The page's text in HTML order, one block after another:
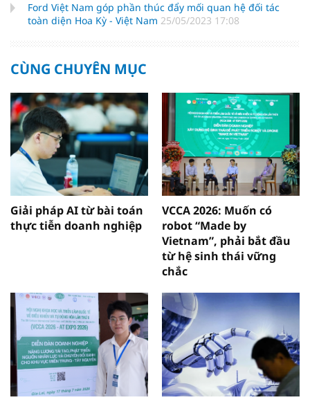
Ford Việt Nam góp phần thúc đẩy mối quan hệ đối tác
toàn diện Hoa Kỳ - Việt Nam 25/05/2023 17:08
CÙNG CHUYÊN MỤC
Giải pháp AI từ bài toán
thực tiễn doanh nghiệp
VCCA 2026: Muốn có
robot “Made by
Vietnam”, phải bắt đầu
từ hệ sinh thái vững
chắc